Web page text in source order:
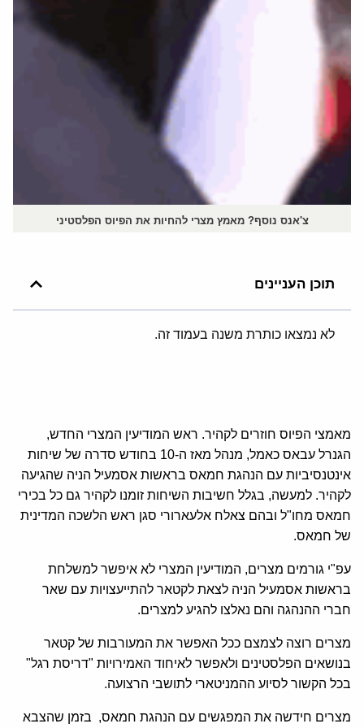
צ'אנס נוסף? מאמץ מצרי להחיות את הפיוס הפלסטיני
תוכן העניינים
לא נמצאו כותרת משנה בעמוד זה.
מאמצי הפיוס חוזרים לקהיר. ראש המודיעין המצרי החדש,
הגנרל עבאס כאמל, מנהל מאז ה-10 בחודש סדרה של שיחות
אינטנסיביות עם הנהגת חמאס בראשות אסמעיל הניה שהגיעה
לקהיר. למעשה, בגלל חשיבות השיחות זומנו לקהיר גם כל בכירי
חמאס מחו"ל ובהם צאלח אלעארורי סגן ראש הלשכה המדינית
של חמאס.
עפ"י גורמים מצרים, המודיעין המצרי לא איפשר למשלחת
בראשות אסמעיל הניה לצאת לקטאר להתייעצויות עם שאר
חברי ההנהגה והם נאלצו להגיע למצרים.
מצרים רוצה לצמצם ככל האפשר את המעורבות של קטאר
בנושאים הפלסטינים ולאפשר לאיחוד האמירויות "דריסת רגל"
בכל הקשור לסיוע ההמניטארי לתושבי הרצועה.
מצרים חידשה את המפגשים עם הנהגת חמאס, בזמן שהצבא